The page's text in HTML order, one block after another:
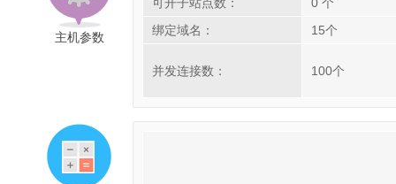
主机参数
绑定域名：
15个
并发连接数： 100个